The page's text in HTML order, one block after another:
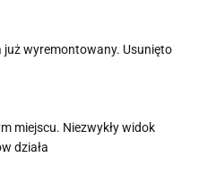
wyremontowany. Usunięto
miejscu. Niezwykły widok
działa